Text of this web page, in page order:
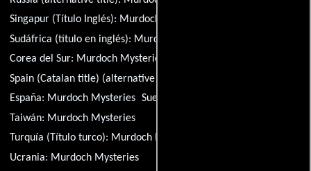
Singapur (Título Inglés): Murdoch Mysteries
Sudáfrica (título en inglés): Murdoch Mysteries
Corea del Sur: Murdoch Mysteries
Spain (Catalan title) (alternative title):
España: Murdoch Mysteries Suecia:
Taiwán: Murdoch Mysteries
Turquía (Título turco): Murdoch Mysteries
Ucrania: Murdoch Mysteries